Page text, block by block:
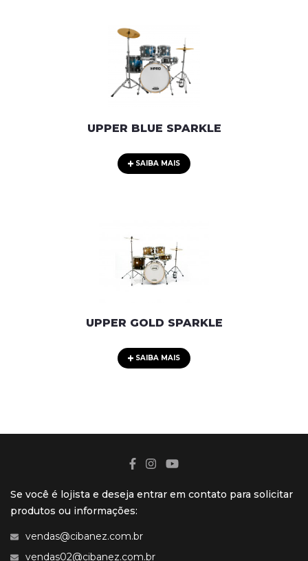
UPPER BLUE SPARKLE
SAIBA MAIS
UPPER GOLD SPARKLE
SAIBA MAIS
Se você é lojista e deseja entrar em contato para solicitar
produtos ou informações:
vendas@cibanez.com.br
vendas02@cibanez.com.br